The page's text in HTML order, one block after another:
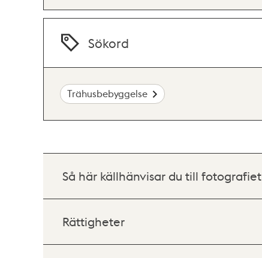
Sökord
Trähusbebyggelse
Så här källhänvisar du till fotografiet
Rättigheter